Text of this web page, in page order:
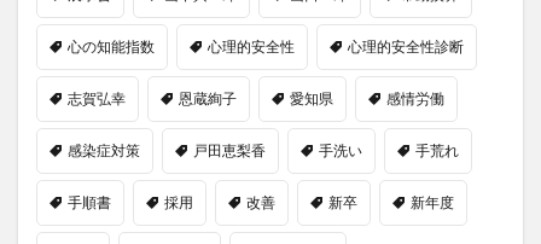
心の知能指数 心理的安全性 心理的安全性診断
志賀弘幸 恩蔵絢子 愛知県 感情労働
感染症対策 戸田恵梨香 手洗い 手荒れ
手順書 採用 改善 新卒 新年度